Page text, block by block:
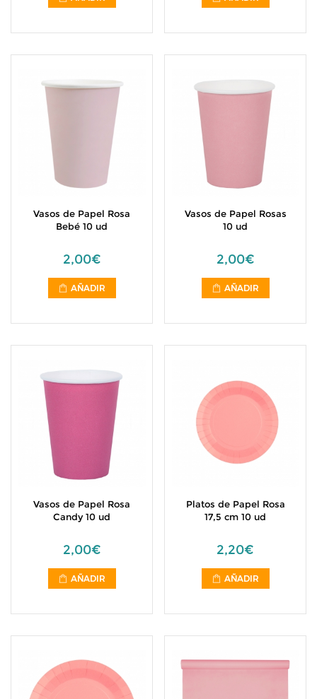
Vasos de Papel Rosa
Bebé 10 ud
2,00€
AÑADIR
Vasos de Papel Rosas
10 ud
2,00€
AÑADIR
Vasos de Papel Rosa
Candy 10 ud
2,00€
AÑADIR
Platos de Papel Rosa
17,5 cm 10 ud
2,20€
AÑADIR